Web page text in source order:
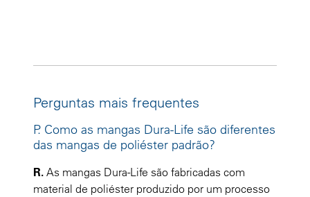
Perguntas mais frequentes
P. Como as mangas Dura-Life são diferentes
das mangas de poliéster padrão?
R. As mangas Dura-Life são fabricadas com
material de poliéster produzido por um processo